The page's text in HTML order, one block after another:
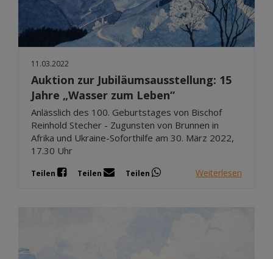
11.03.2022
Auktion zur Jubiläumsausstellung: 15
Jahre „Wasser zum Leben“
Anlässlich des 100. Geburtstages von Bischof
Reinhold Stecher - Zugunsten von Brunnen in
Afrika und Ukraine-Soforthilfe am 30. März 2022,
17.30 Uhr
Teilen Teilen Teilen Weiterlesen